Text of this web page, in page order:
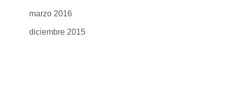
marzo 2016
diciembre 2015